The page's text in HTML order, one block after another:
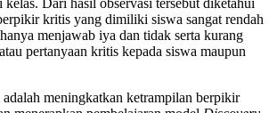
kelas. Dari hasil observasi tersebut diketahui
kritis yang dimiliki siswa sangat rendah
menjawab iya dan tidak serta kurang
pertanyaan kritis kepada siswa maupun
meningkatkan ketrampilan berpikir